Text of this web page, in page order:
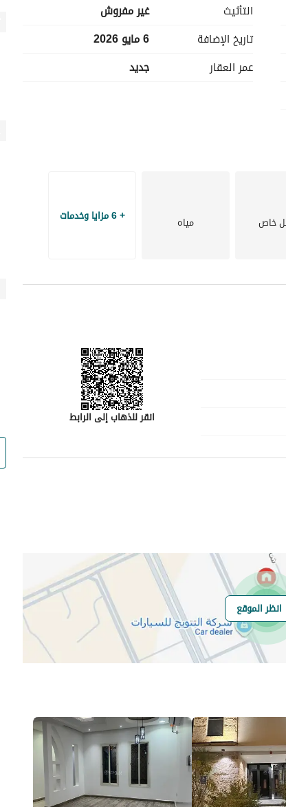
اليومية.
هادئ مع القرب من الخدمات والمرافق الأساسية. يسمح التصميم الواسع بمساحة معيشة مريحة، ومع وجود 6 غرف
التأثيث
غير مفروش
تاريخ الإضافة
6 مايو 2026
عمر العقار
جديد
خاص مياه + 6 مزايا وخدمات
انقر للذهاب إلى الرابط
رقم المبنى
3728
الرقم الاضافي
9174
خط العرض
24.81534529980804
السعر
95000
المساحة
433.8
انظر الموقع